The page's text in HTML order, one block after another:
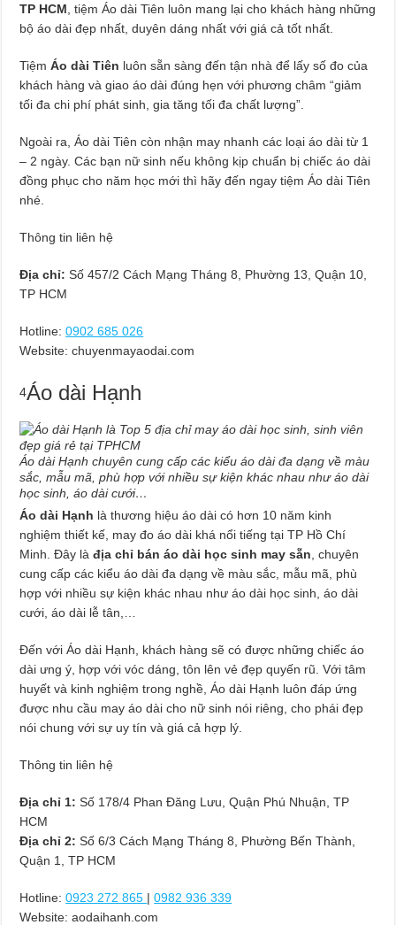
TP HCM , tiệm Áo dài Tiên luôn mang lại cho khách hàng những
bộ áo dài đẹp nhất, duyên dáng nhất với giá cả tốt nhất.
TiệmÁo dài Tiên luôn sẵn sàng đến tận nhà để lấy số đo của
khách hàng và giao áo dài đúng hẹn với phương châm “giảm
tối đa chi phí phát sinh, gia tăng tối đa chất lượng”.
Ngoài ra, Áo dài Tiên còn nhận may nhanh các loại áo dài từ 1
– 2 ngày. Các bạn nữ sinh nếu không kịp chuẩn bị chiếc áo dài
đồng phục cho năm học mới thì hãy đến ngay tiệm Áo dài Tiên
nhé.
Thông tin liên hệ
Địa chỉ: Số 457/2 Cách Mạng Tháng 8, Phường 13, Quận 10,
TP HCM
Hotline: 0902 685 026
Website: chuyenmayaodai.com
4Áo dài Hạnh
Áo dài Hạnh chuyên cung cấp các kiểu áo dài đa dạng về màu
sắc, mẫu mã, phù hợp với nhiều sự kiện khác nhau như áo dài
học sinh, áo dài cưới…
Áo dài Hạnh là thương hiệu áo dài có hơn 10 năm kinh
nghiệm thiết kế, may đo áo dài khá nổi tiếng tại TP Hồ Chí
Minh. Đây làđịa chỉ bán áo dài học sinh may sẵn , chuyên
cung cấp các kiểu áo dài đa dạng về màu sắc, mẫu mã, phù
hợp với nhiều sự kiện khác nhau như áo dài học sinh, áo dài
cưới, áo dài lễ tân,…
Đến với Áo dài Hạnh, khách hàng sẽ có được những chiếc áo
dài ưng ý, hợp với vóc dáng, tôn lên vẻ đẹp quyến rũ. Với tâm
huyết và kinh nghiệm trong nghề, Áo dài Hạnh luôn đáp ứng
được nhu cầu may áo dài cho nữ sinh nói riêng, cho phái đẹp
nói chung với sự uy tín và giá cả hợp lý.
Thông tin liên hệ
Địa chỉ 1: Số 178/4 Phan Đăng Lưu, Quận Phú Nhuận, TP
HCM
Địa chỉ 2: Số 6/3 Cách Mạng Tháng 8, Phường Bến Thành,
Quận 1, TP HCM
Hotline: 0923 272 865 |0982 936 339
Website: aodaihanh.com